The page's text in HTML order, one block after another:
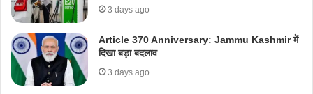
3 days ago
Article 370 Anniversary: Jammu Kashmir में
दिखा बड़ा बदलाव
3 days ago